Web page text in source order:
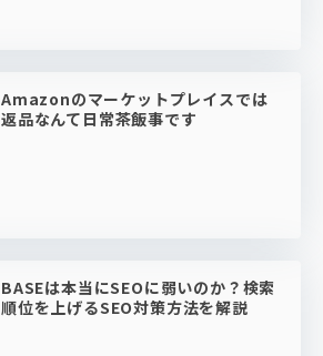
Amazonのマーケットプレイスでは
返品なんて日常茶飯事です
BASEは本当にSEOに弱いのか？検索
順位を上げるSEO対策方法を解説